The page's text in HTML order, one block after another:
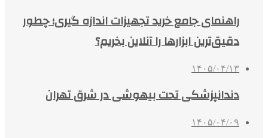
راهنمای جامع خرید تجهیزات اندازه گیری؛ چطور
دقیق‌ترین ابزارها را آنلاین بخریم؟
۱۴۰۵/۰۴/۱۳
دندانپزشکی تحت بیهوشی در شرق تهران
۱۴۰۵/۰۴/۰۹